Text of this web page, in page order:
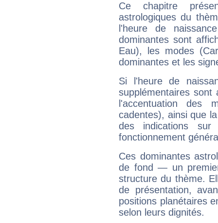
Ce chapitre
astrologiques du
l'heure de
dominantes sont
Eau), les modes
dominantes et les
Si l'heure de
supplémentaires sont
l'accentuation des
cadentes), ainsi que
des indications sur
fonctionnement
Ces dominantes
de fond — un
structure du thème.
de présentation,
positions planétaires
selon leurs dignités.